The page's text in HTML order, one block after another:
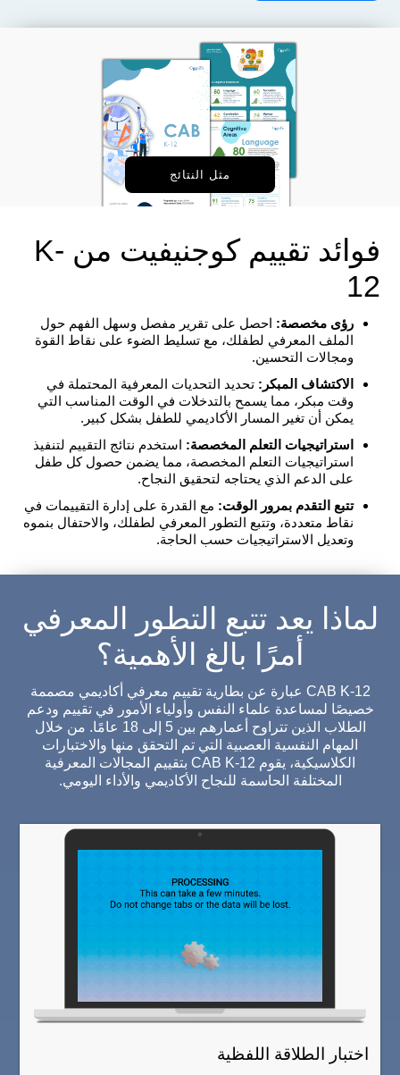
فوائد تقييم كوجنيفيت من K-
12
رؤى مخصصة: احصل على تقرير مفصل وسهل الفهم حول
الملف المعرفي لطفلك، مع تسليط الضوء على نقاط القوة
ومجالات التحسين.
الاكتشاف المبكر: تحديد التحديات المعرفية المحتملة في
وقت مبكر، مما يسمح بالتدخلات في الوقت المناسب التي
يمكن أن تغير المسار الأكاديمي للطفل بشكل كبير.
استراتيجيات التعلم المخصصة: استخدم نتائج التقييم لتنفيذ
استراتيجيات التعلم المخصصة، مما يضمن حصول كل طفل
على الدعم الذي يحتاجه لتحقيق النجاح.
تتبع التقدم بمرور الوقت: مع القدرة على إدارة التقييمات في
نقاط متعددة، وتتبع التطور المعرفي لطفلك، والاحتفال بنموه
وتعديل الاستراتيجيات حسب الحاجة.
مثل النتائج
لماذا يعد تتبع التطور المعرفي
أمرًا بالغ الأهمية؟
CAB K-12 عبارة عن بطارية تقييم معرفي أكاديمي مصممة
خصيصًا لمساعدة علماء النفس وأولياء الأمور في تقييم ودعم
الطلاب الذين تتراوح أعمارهم بين 5 إلى 18 عامًا. من خلال
المهام النفسية العصبية التي تم التحقق منها والاختبارات
الكلاسيكية، يقوم CAB K-12 بتقييم المجالات المعرفية
المختلفة الحاسمة للنجاح الأكاديمي والأداء اليومي.
اختبار الطلاقة اللفظية